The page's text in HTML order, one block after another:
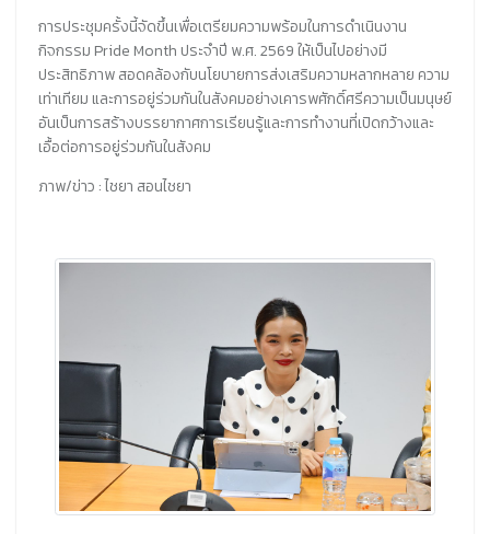
การประชุมครั้งนี้จัดขึ้นเพื่อเตรียมความพร้อมในการดำเนินงาน
กิจกรรม Pride Month ประจำปี พ.ศ. 2569 ให้เป็นไปอย่างมี
ประสิทธิภาพ สอดคล้องกับนโยบายการส่งเสริมความหลากหลาย ความ
เท่าเทียม และการอยู่ร่วมกันในสังคมอย่างเคารพศักดิ์ศรีความเป็นมนุษย์
อันเป็นการสร้างบรรยากาศการเรียนรู้และการทำงานที่เปิดกว้างและ
เอื้อต่อการอยู่ร่วมกันในสังคม
ภาพ/ข่าว : ไชยา สอนไชยา